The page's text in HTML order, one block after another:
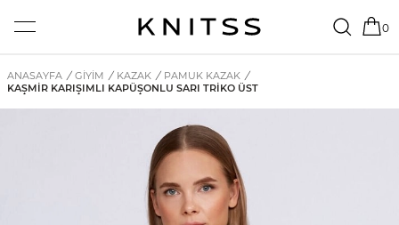
0
ANASAYFA / GİYİM / KAZAK / PAMUK KAZAK /
KAŞMIR KARIŞIMLI KAPÜŞONLU SARI TRIKO ÜST